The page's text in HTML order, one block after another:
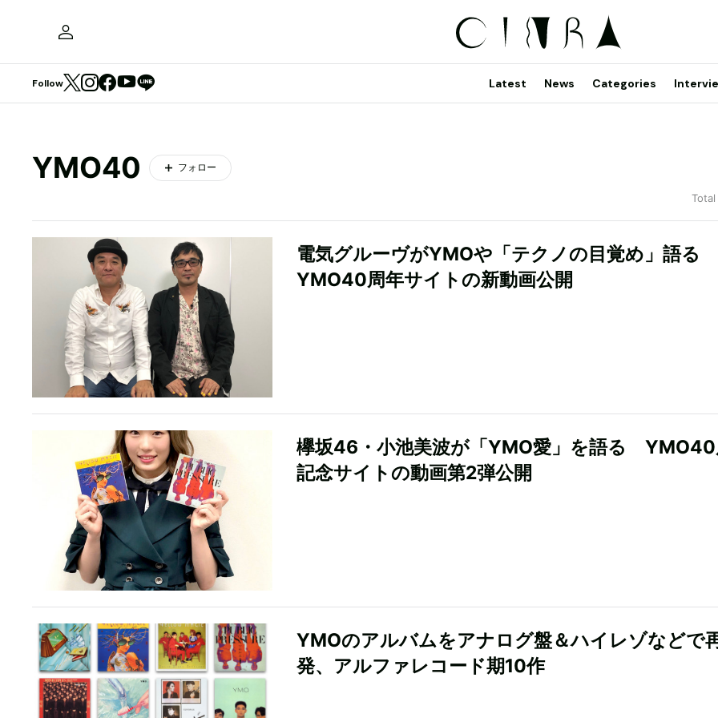
Follow Latest News Categories
YMO40 フォロー
電気グルーヴがYMOや「テクノの目覚め」語る
YMO40周年サイトの新動画公開
欅坂46・小池美波が「YMO愛」を語る YMO40
記念サイトの動画第2弾公開
YMOのアルバムをアナログ盤＆ハイレゾなどで
発、アルファレコード期10作